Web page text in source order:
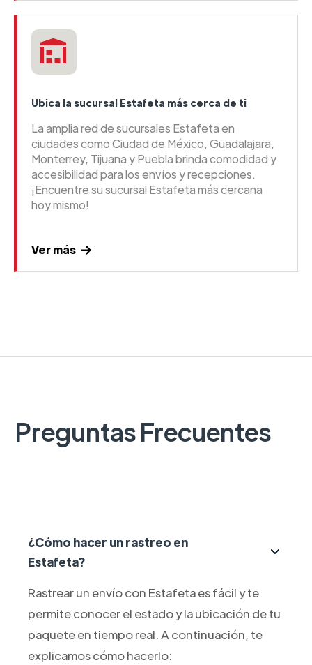
Ubica la sucursal Estafeta más cerca de ti
La amplia red de sucursales Estafeta en
ciudades como Ciudad de México, Guadalajara,
Monterrey, Tijuana y Puebla brinda comodidad y
accesibilidad para los envíos y recepciones.
¡Encuentre su sucursal Estafeta más cercana
hoy mismo!
Ver más
Preguntas Frecuentes
¿Cómo hacer un rastreo en
Estafeta?
Rastrear un envío con Estafeta es fácil y te
permite conocer el estado y la ubicación de tu
paquete en tiempo real. A continuación, te
explicamos cómo hacerlo: